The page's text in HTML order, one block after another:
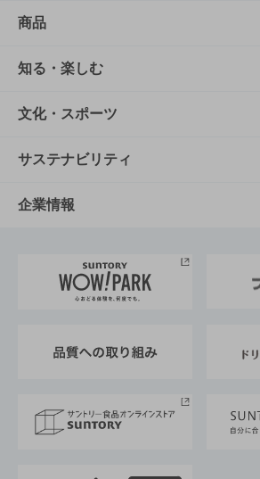
商品
商品TOP
商品一覧
商品発売情報
栄養成分一覧
知る・楽しむ
知る・楽しむTOP
キャンペーン
工場見学
地域情報
文化・スポーツ
文化・スポーツTOP
サントリーホール
サントリーサンバーズ大阪
サステナビリティ
サステナビリティTOP
サントリーが考えるサステナビリ
企業情報
企業概要
採用情報